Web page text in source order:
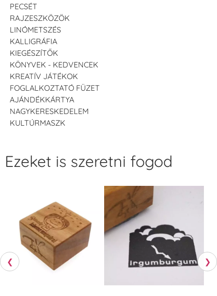
PECSÉT
RAJZESZKÖZÖK
LINÓMETSZÉS
KALLIGRÁFIA
KIEGÉSZÍTŐK
KÖNYVEK - KEDVENCEK
KREATÍV JÁTÉKOK
FOGLALKOZTATÓ FÜZET
AJÁNDÉKKÁRTYA
NAGYKERESKEDELEM
KULTÚRMASZK
❮
Ezeket is szeretni fogod
❯